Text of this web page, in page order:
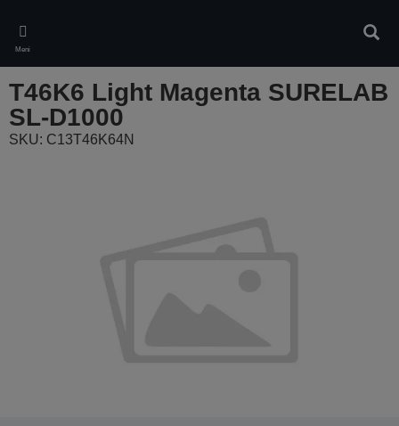
main
content
Meni
T46K6 Light Magenta SURELAB
SL-D1000
SKU: C13T46K64N